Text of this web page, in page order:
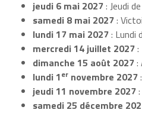
jeudi 6 mai 2027: Jeudi
samedi 8 mai 2027:
lundi 17 mai 2027: Lundi
mercredi 14 juillet 2027:
dimanche 15 août 2027:
lundi 1er novembre 2027
jeudi 11 novembre 2027
samedi 25 décembre